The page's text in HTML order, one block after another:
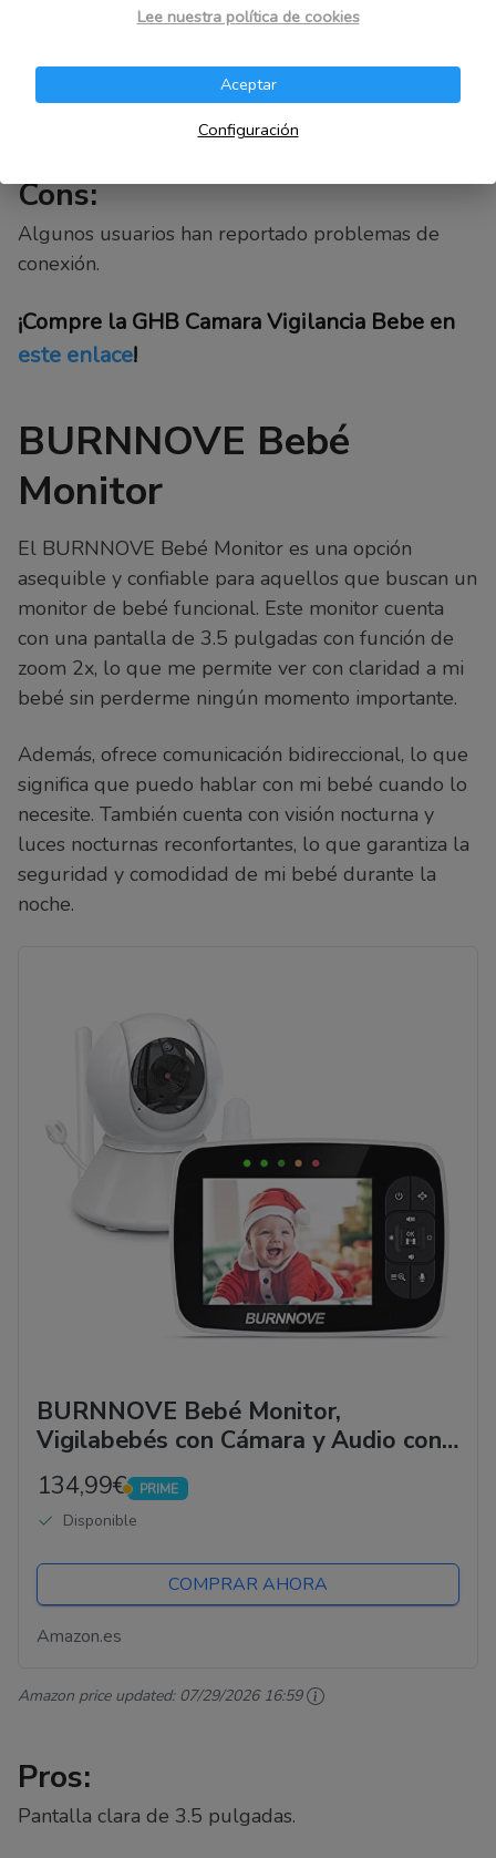
Batería de alta capacidad.
Función de monitoreo fácil.
Cons:
Algunos usuarios han reportado problemas de
conexión.
¡Compre la GHB Camara Vigilancia Bebe en
este enlace!
BURNNOVE Bebé
Monitor
El BURNNOVE Bebé Monitor es una opción
asequible y confiable para aquellos que buscan un
monitor de bebé funcional. Este monitor cuenta
con una pantalla de 3.5 pulgadas con función de
zoom 2x, lo que me permite ver con claridad a mi
bebé sin perderme ningún momento importante.
Además, ofrece comunicación bidireccional, lo que
significa que puedo hablar con mi bebé cuando lo
necesite. También cuenta con visión nocturna y
luces nocturnas reconfortantes, lo que garantiza la
seguridad y comodidad de mi bebé durante la
noche.
BURNNOVE Bebé Monitor,
Vigilabebés con Cámara y Audio con
Pantalla LCD de 3.5", 355 ° / 120 °
Giratorio, Zoom 2X, Modo Eco Visión
Nocturna, Comunicación...
134,99€ PRIME
PRIME
Disponible
COMPRAR AHORA
Amazon.es
Amazon price updated: 07/29/2026 16:59
Pros:
Pantalla clara de 3.5 pulgadas.
Lee nuestra política de cookies
Aceptar
Configuración